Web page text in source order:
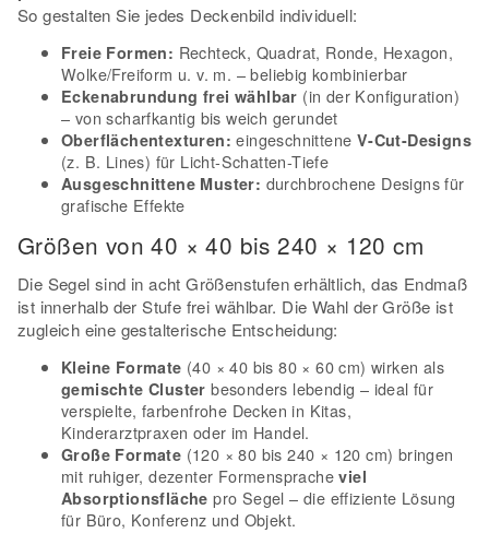
So gestalten Sie jedes Deckenbild individuell:
Freie Formen: Rechteck, Quadrat, Ronde, Hexagon,
Wolke/Freiform u. v. m. – beliebig kombinierbar
Eckenabrundung frei wählbar (in der Konfiguration)
– von scharfkantig bis weich gerundet
Oberflächentexturen: eingeschnittene V-Cut-Designs
(z. B. Lines) für Licht-Schatten-Tiefe
Ausgeschnittene Muster: durchbrochene Designs für
grafische Effekte
Größen von 40 × 40 bis 240 × 120 cm
Die Segel sind in acht Größenstufen erhältlich, das Endmaß
ist innerhalb der Stufe frei wählbar. Die Wahl der Größe ist
zugleich eine gestalterische Entscheidung:
Kleine Formate (40 × 40 bis 80 × 60 cm) wirken als
gemischte Cluster besonders lebendig – ideal für
verspielte, farbenfrohe Decken in Kitas,
Kinderarztpraxen oder im Handel.
Große Formate (120 × 80 bis 240 × 120 cm) bringen
mit ruhiger, dezenter Formenspracheviel
Absorptionsfläche pro Segel – die effiziente Lösung
für Büro, Konferenz und Objekt.